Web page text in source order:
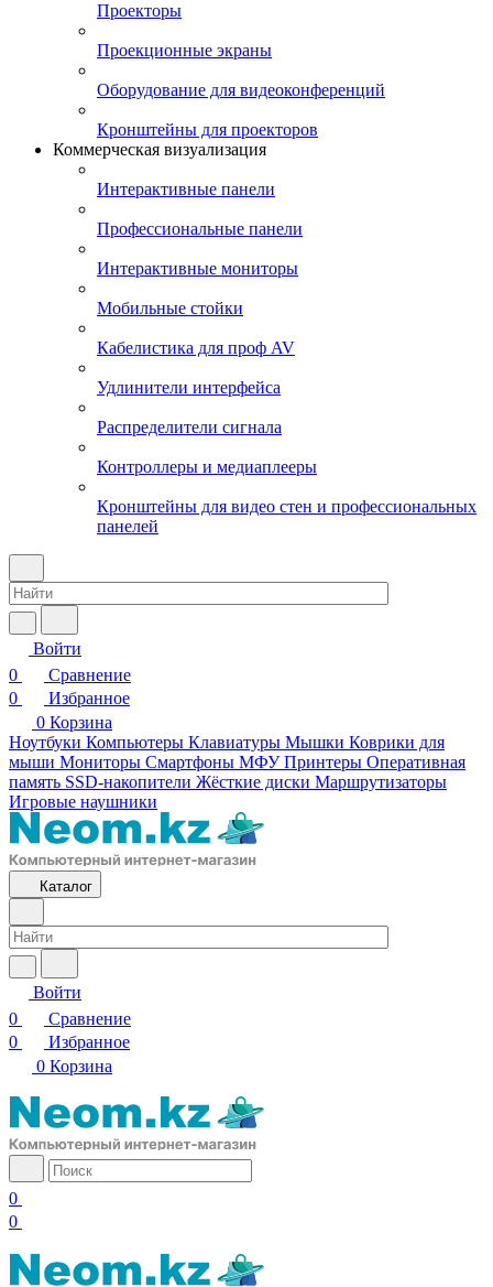
Проекторы
Проекционные экраны
Оборудование для видеоконференций
Кронштейны для проекторов
Коммерческая визуализация
Интерактивные панели
Профессиональные панели
Интерактивные мониторы
Мобильные стойки
Кабелистика для проф AV
Удлинители интерфейса
Распределители сигнала
Контроллеры и медиаплееры
Кронштейны для видео стен и профессиональных
панелей
Войти
0
Сравнение
0
Избранное
0 Корзина
Ноутбуки Компьютеры Клавиатуры Мышки Коврики для
мыши Мониторы Смартфоны МФУ Принтеры Оперативная
память SSD-накопители Жёсткие диски Маршрутизаторы
Игровые наушники
Каталог
Войти
0
Сравнение
0
Избранное
0 Корзина
0
0